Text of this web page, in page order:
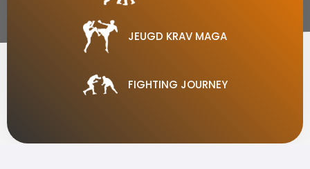
JEUGD KRAV MAGA
FIGHTING JOURNEY